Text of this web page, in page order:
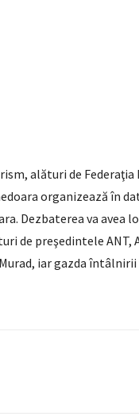
alături de
organizează în
Dezbaterea va avea
de preşedintele ANT,
iar gazda